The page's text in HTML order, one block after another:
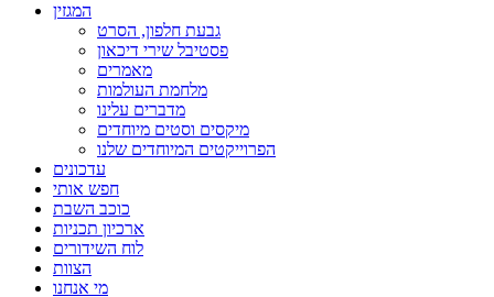
המגזין
גבעת חלפון, הסרט
פסטיבל שירי דיכאון
מאמרים
מלחמת העולמות
מדברים עלינו
מיקסים וסטים מיוחדים
הפרוייקטים המיוחדים שלנו
עדכונים
חפש אותי
כוכב השבת
ארכיון תכניות
לוח השידורים
הצוות
מי אנחנו